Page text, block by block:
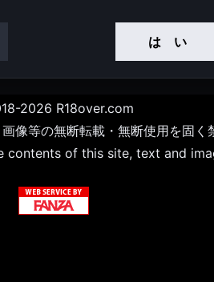
は い
2026 R18over.com
像等の無断転載・無断使用を固く
of this site, text and